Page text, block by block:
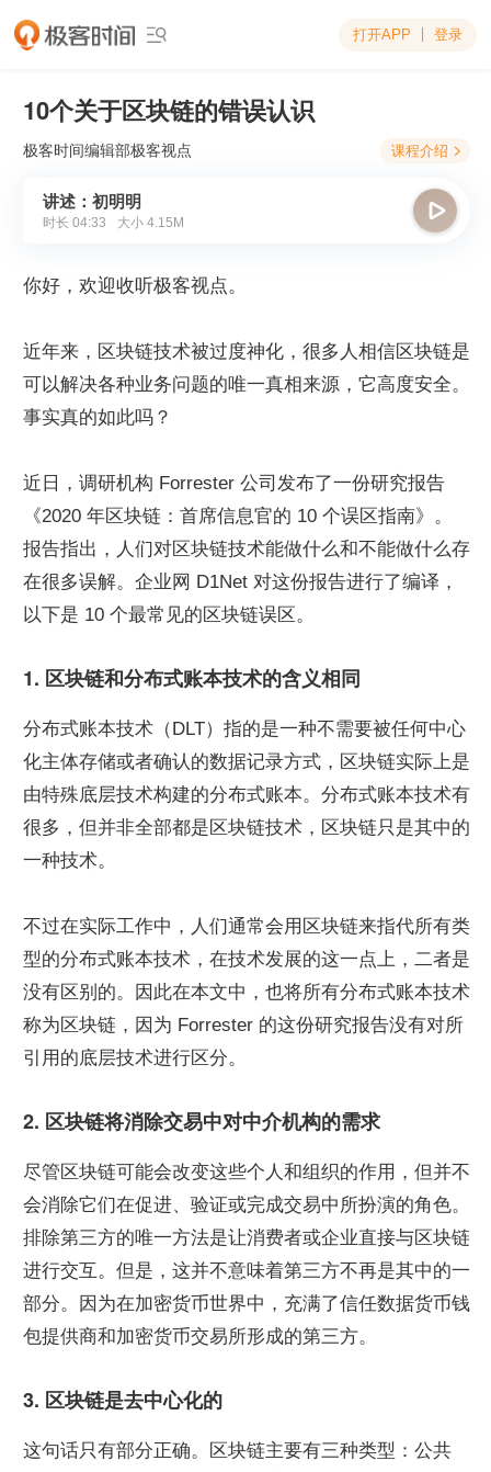
 打开APP 登录
10个关于区块链的错误认识
极客时间编辑部极客视点 课程介绍 
讲述：初明明
时长 04:33 大小 4.15M

你好，欢迎收听极客视点。
近年来，区块链技术被过度神化，很多人相信区块链是
可以解决各种业务问题的唯一真相来源，它高度安全。
事实真的如此吗？
近日，调研机构 Forrester 公司发布了一份研究报告
《2020 年区块链：首席信息官的 10 个误区指南》。
报告指出，人们对区块链技术能做什么和不能做什么存
在很多误解。企业网 D1Net 对这份报告进行了编译，
以下是 10 个最常见的区块链误区。
1. 区块链和分布式账本技术的含义相同
分布式账本技术（DLT）指的是一种不需要被任何中心
化主体存储或者确认的数据记录方式，区块链实际上是
由特殊底层技术构建的分布式账本。分布式账本技术有
很多，但并非全部都是区块链技术，区块链只是其中的
一种技术。
不过在实际工作中，人们通常会用区块链来指代所有类
型的分布式账本技术，在技术发展的这一点上，二者是
没有区别的。因此在本文中，也将所有分布式账本技术
称为区块链，因为 Forrester 的这份研究报告没有对所
引用的底层技术进行区分。
2. 区块链将消除交易中对中介机构的需求
尽管区块链可能会改变这些个人和组织的作用，但并不
会消除它们在促进、验证或完成交易中所扮演的角色。
排除第三方的唯一方法是让消费者或企业直接与区块链
进行交互。但是，这并不意味着第三方不再是其中的一
部分。因为在加密货币世界中，充满了信任数据货币钱
包提供商和加密货币交易所形成的第三方。
3. 区块链是去中心化的
这句话只有部分正确。区块链主要有三种类型：公共